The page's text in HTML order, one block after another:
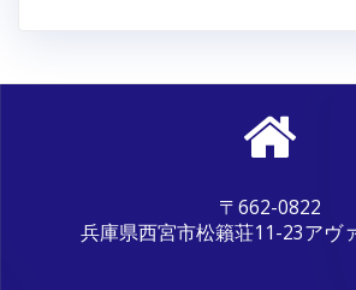
〒662-0822
兵庫県西宮市松籟荘11-23アヴ